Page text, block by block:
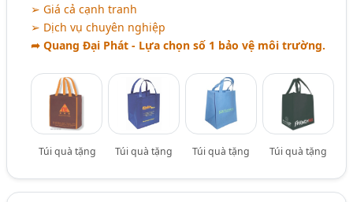
➢ Giá cả cạnh tranh
➢ Dịch vụ chuyên nghiệp
➦ Quang Đại Phát - Lựa chọn số 1 bảo vệ môi trường.
Túi quà tặng Túi quà tặng Túi quà tặng Túi quà tặng